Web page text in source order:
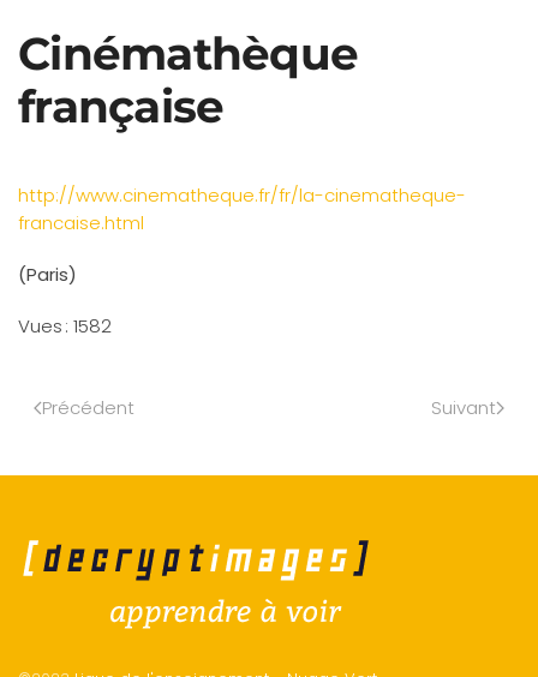
Cinémathèque
française
http://www.cinematheque.fr/fr/la-cinematheque-
francaise.html
(Paris)
Vues : 1582
Précédent Suivant